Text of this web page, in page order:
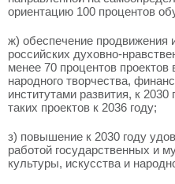
ориентацию 100 процентов
ж) обеспечение продвижения
российских духовно-
менее 70 процентов
народного творчества,
институтами развития, к
таких проектов к 2036 году;
з) повышение к 2030 году
работой государственных и
культуры, искусства и